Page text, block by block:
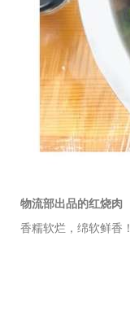
物流部出品的红烧肉
香糯软烂，绵软鲜香！